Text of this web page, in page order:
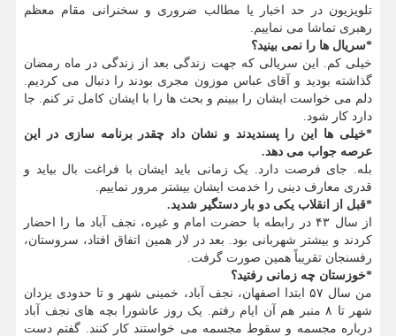
تلویزیون در حد اخبار یا مطالب ضروری و سخنرانی مقام معظم
رهبری تماشا می نماییم.
*سریال ها را نمی بینید؟
خیلی کم. این سریالی که جهت زندگی بعد از زندگی در ماه رمضان
گذاشته بودید و آقای عباس موزون مجری بودند را دنبال می کردیم.
دلم می خواست ایشان را ببینم و بحث ها را با ایشان کامل تر کنم. جا
دارد کار شود.
*خیلی ها این را پسندیدند و نشان داد چقدر برنامه سازی در این
عرصه جواب می دهد.
بله. جای فرصت دارد. یک زمانی باید ایشان با فراغت بال بیاید و
قدری معارف دینی را خدمت ایشان بیشتر مرور نماییم.
*قبل از انقلاب یکی دو بار دستگیر شدید.
از سال ۴۳ در رابطه با حضرت امام و غیره، نجف آباد ما را احضار
کردند و بیشتر شهربانی بود. بعد در لار همین اتفاق افتاد، سروستان،
رفسنجان تقریباً همین صورت گرفت.
*خوزستان چه زمانی رفتید؟
من سال ۵۷ ابتدا اصفهان، نجف آباد، خمینی شهر و تا حدودی یزدان
شهر تا ۸ منبر هم آن ایام رفتم. یک روز عاشورا بچه های نجف آباد
درباره مجسمه و سقوط مجسمه می خواستند کار کنند. گفتم دست